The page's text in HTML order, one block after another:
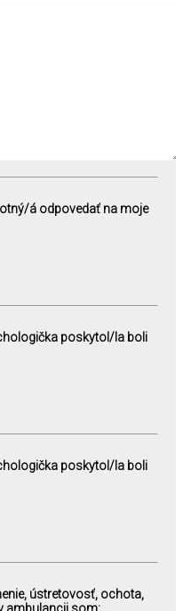
á odpovedať na moje
poskytol/la boli
poskytol/la boli
ústretovosť, ochota,